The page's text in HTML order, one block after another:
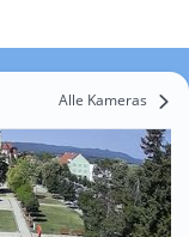
Alle Kameras